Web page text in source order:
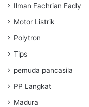
Ilman Fachrian Fadly
Motor Listrik
Polytron
Tips
pemuda pancasila
PP Langkat
Madura